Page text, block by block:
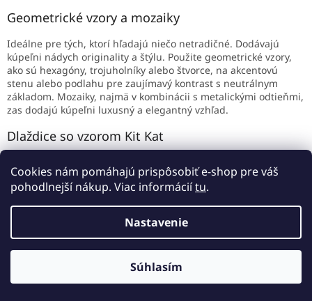
Cookies nám pomáhajú prispôsobiť e-shop pre váš
pohodlnejší nákup. Viac informáciítu.
Nastavenie
Súhlasím
Geometrické vzory a mozaiky
Ideálne pre tých, ktorí hľadajú niečo netradičné. Dodávajú
kúpeľni nádych originality a štýlu. Použite geometrické vzory,
ako sú hexagóny, trojuholníky alebo štvorce, na akcentovú
stenu alebo podlahu pre zaujímavý kontrast s neutrálnym
základom. Mozaiky, najmä v kombinácii s metalickými odtieňmi,
zas dodajú kúpeľni luxusný a elegantný vzhľad.
Dlaždice so vzorom Kit Kat
najhorúcejších trendov v kúpeľňovom dizajne. Ich názov, ktorý
odkazuje na obľúbenú čokoládovú tyčinku, pochádza z ich
usporiadané v mriežkovom vzore, ktoré pripomínajú jednotlivé
kúsky tyčinky. Tento štýl dlaždíc prináša do kúpeľne moderný,
lineárny vzhľad a vďaka svojej rozmanitosti vo vzoroch sa stáva
veľmi populárnym najmä v súčasných interiéroch.
Prírodné materiály